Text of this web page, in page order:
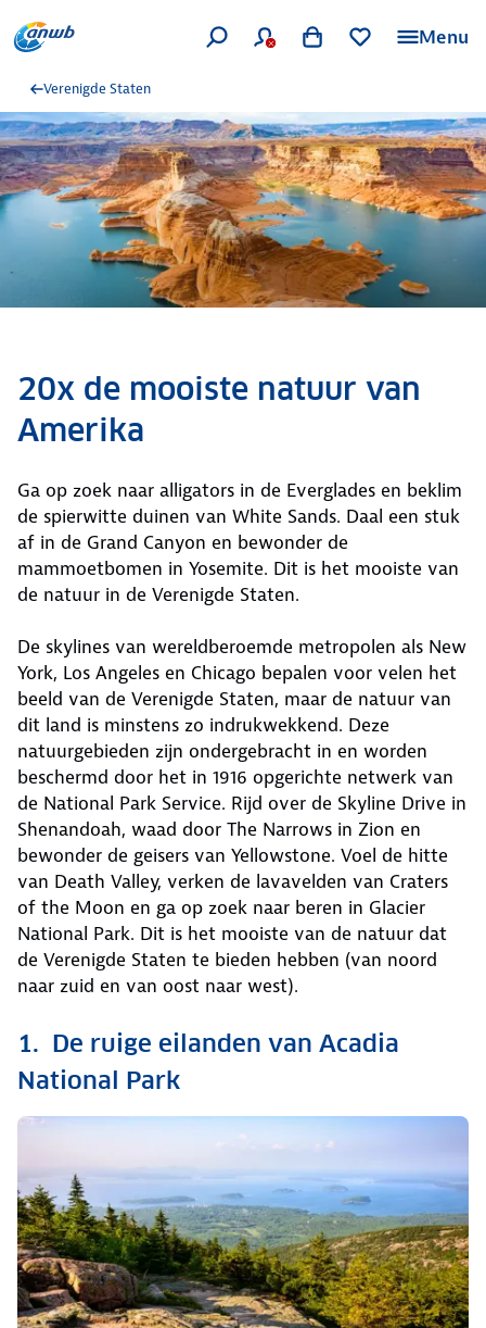
Menu
Verenigde Staten
20x de mooiste natuur van
Amerika
Ga op zoek naar alligators in de Everglades en beklim
de spierwitte duinen van White Sands. Daal een stuk
af in de Grand Canyon en bewonder de
mammoetbomen in Yosemite. Dit is het mooiste van
de natuur in de Verenigde Staten.
De skylines van wereldberoemde metropolen als New
York, Los Angeles en Chicago bepalen voor velen het
beeld van de Verenigde Staten, maar de natuur van
dit land is minstens zo indrukwekkend. Deze
natuurgebieden zijn ondergebracht in en worden
beschermd door het in 1916 opgerichte netwerk van
de National Park Service. Rijd over de Skyline Drive in
Shenandoah, waad door The Narrows in Zion en
bewonder de geisers van Yellowstone. Voel de hitte
van Death Valley, verken de lavavelden van Craters
of the Moon en ga op zoek naar beren in Glacier
National Park. Dit is het mooiste van de natuur dat
de Verenigde Staten te bieden hebben (van noord
naar zuid en van oost naar west).
1. De ruige eilanden van Acadia
National Park